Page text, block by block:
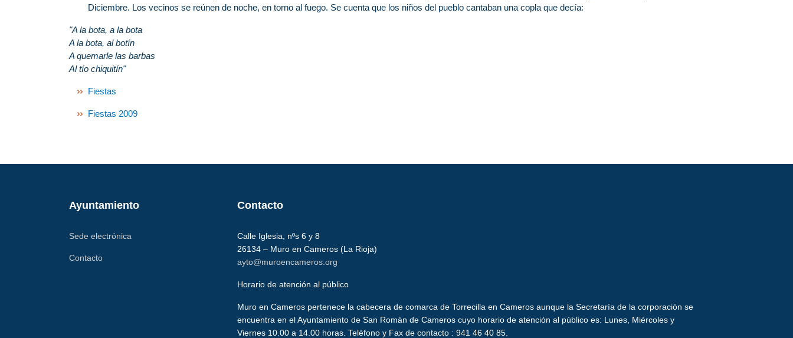
Diciembre. Los vecinos se reúnen de noche, en torno al fuego. Se cuenta que los niños del pueblo cantaban una copla que decía:
"A la bota, a la bota
A la bota, al botín
A quemarle las barbas
Al tío chiquitín"
Fiestas
Fiestas 2009
Ayuntamiento
Sede electrónica
Contacto
Contacto
Calle Iglesia, nºs 6 y 8
26134 – Muro en Cameros (La Rioja)
ayto@muroencameros.org
Horario de atención al público
Muro en Cameros pertenece la cabecera de comarca de Torrecilla en Cameros aunque la Secretaría de la corporación se
encuentra en el Ayuntamiento de San Román de Cameros cuyo horario de atención al público es: Lunes, Miércoles y
Viernes 10.00 a 14.00 horas. Teléfono y Fax de contacto : 941 46 40 85.